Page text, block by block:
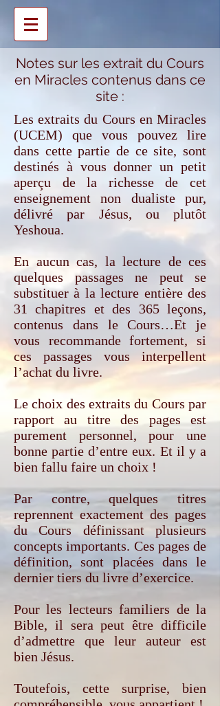
Notes sur les extrait du Cours
en Miracles contenus dans ce
site :
Les extraits du Cours en Miracles
(UCEM) que vous pouvez lire
dans cette partie de ce site, sont
destinés à vous donner un petit
aperçu de la richesse de cet
enseignement non dualiste pur,
délivré par Jésus, ou plutôt
Yeshoua.
En aucun cas, la lecture de ces
quelques passages ne peut se
substituer à la lecture entière des
31 chapitres et des 365 leçons,
contenus dans le Cours…Et je
vous recommande fortement, si
ces passages vous interpellent
l’achat du livre.
Le choix des extraits du Cours par
rapport au titre des pages est
purement personnel, pour une
bonne partie d’entre eux. Et il y a
bien fallu faire un choix !
Par contre, quelques titres
reprennent exactement des pages
du Cours définissant plusieurs
concepts importants. Ces pages de
définition, sont placées dans le
dernier tiers du livre d’exercice.
Pour les lecteurs familiers de la
Bible, il sera peut être difficile
d’admettre que leur auteur est
bien Jésus.
Toutefois, cette surprise, bien